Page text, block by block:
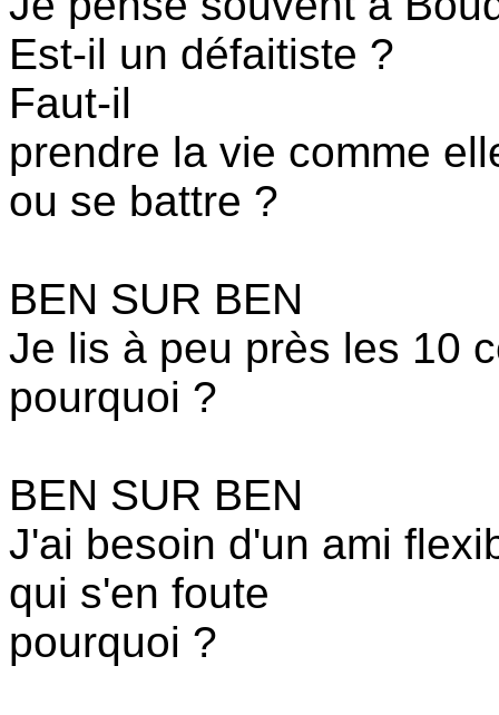
Est-il un défaitiste ?
Faut-il
prendre la vie comme
ou se battre ?
BEN SUR BEN
Je lis à peu près les 10
pourquoi ?
BEN SUR BEN
J'ai besoin d'un ami
qui s'en foute
pourquoi ?